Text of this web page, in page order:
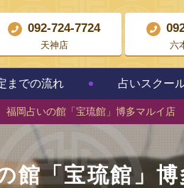
092-724-7724
天神店 六
までの流れ 占いスクー
岡占いの館「宝琉館」博多マルイ店
館「宝琉館」